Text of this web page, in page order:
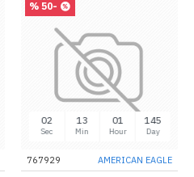
-50 %
145
Day
01
Hour
13
Min
02
Sec
AMERICAN EAGLE
767929